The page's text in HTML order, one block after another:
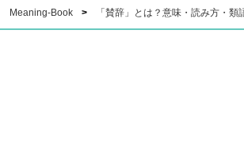
Meaning-Book 「賛辞」とは？意味・読み方・類